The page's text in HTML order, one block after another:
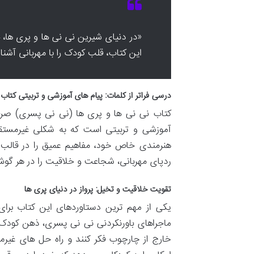
«در دنیای شیرین نی نی ها و پری
این کتاب، قلب کودک را با مهربانی
درسی فراتر از کلمات: پیام های آموزشی و تربیتی کتاب
کتاب نی نی ها و پری ها (نی نی پسری)
آموزشی و تربیتی است که به شکلی
هنرمندی خاص خود، مفاهیم عمیق را در
ردپای مهربانی، شجاعت و خلاقیت را در هر
تقویت خلاقیت و تخیل: پرواز در دنیای پری ها
یکی از مهم ترین دستاوردهای این کتاب
ماجراهای باورنکردنی نی نی پسری، ذهن
خارج از چارچوب فکر کنند و راه حل های